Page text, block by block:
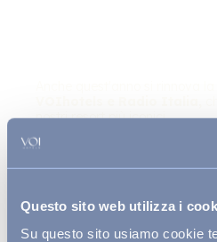
Questo sito web utilizza i
Su questo sito usiamo cookie
nostri resort più iconici.
Scopri tutti gli appuntamenti